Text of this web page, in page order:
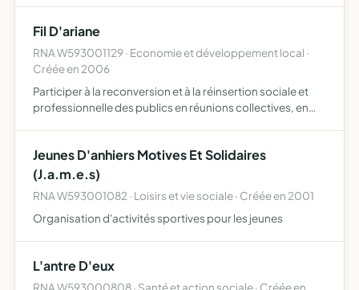
Fil D'ariane
RNA W593001129 · Economie et développement local ·
Créée en 2006
Participer à la reconversion et à la réinsertion sociale et
professionnelle des publics en réunions collectives, en
Jeunes D'anhiers Motives Et Solidaires
(J.a.m.e.s)
RNA W593001082 · Loisirs et vie sociale · Créée en 2001
Organisation d'activités sportives pour les jeunes
L'antre D'eux
RNA W593000808 · Santé et action sociale · Créée en